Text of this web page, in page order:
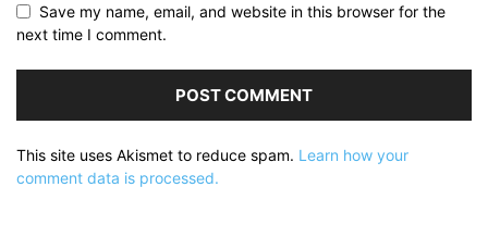
Save my name, email, and website in this browser for the
next time I comment.
This site uses Akismet to reduce spam. Learn how your
comment data is processed.